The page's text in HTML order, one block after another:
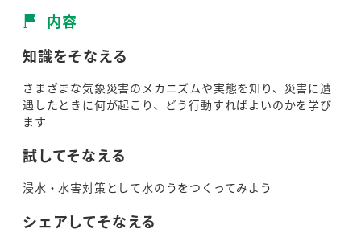
内容
知識をそなえる
さまざまな気象災害のメカニズムや実態を知り、災害に遭
遇したときに何が起こり、どう行動すればよいのかを学び
ます
試してそなえる
浸水・水害対策として水のうをつくってみよう
シェアしてそなえる